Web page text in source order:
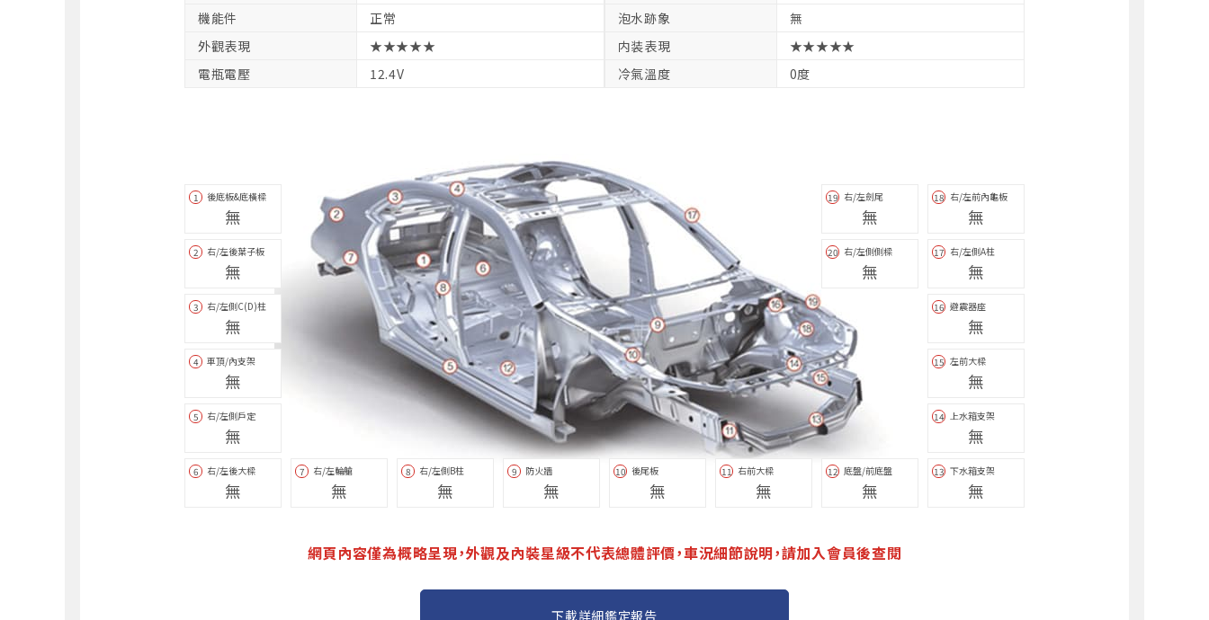
機能件
正常 泡水跡象
無
外觀表現
★★★★★ 内装表現
★★★★★
電瓶電壓
12.4V 冷氣溫度 0度
1 後底板&底橫樑
無
2 右/左後葉子板
無
3 右/左側C(D)柱
無
4 車頂/內支架
無
5 右/左側戶定
無
6 右/左後大樑
無
7 右/左輪艙
無
8 右/左側B柱
無
9 防火牆
無
10 後尾板
無
11 右前大樑
無
12 底盤/前底盤
無
13 下水箱支架
無
14 上水箱支架
無
15 左前大樑
無
16 避震器座
無
17 右/左側A柱
無
18 右/左前內龜板
無
19 右/左劍尾
無
20 右/左側側樑
無
網頁內容僅為概略呈現，外觀及內裝星級不代表總體評價，車況細節說明，請加入會員後查閱
下載詳細鑑定報告